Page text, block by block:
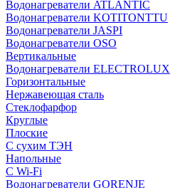
Водонагреватели ATLANTIC
Водонагреватели KOTITONTTU
Водонагреватели JASPI
Водонагреватели OSO
Вертикальные
Водонагреватели ELECTROLUX
Горизонтальные
Нержавеющая сталь
Стеклофарфор
Круглые
Плоские
С сухим ТЭН
Напольные
С Wi-Fi
Водонагреватели GORENJE